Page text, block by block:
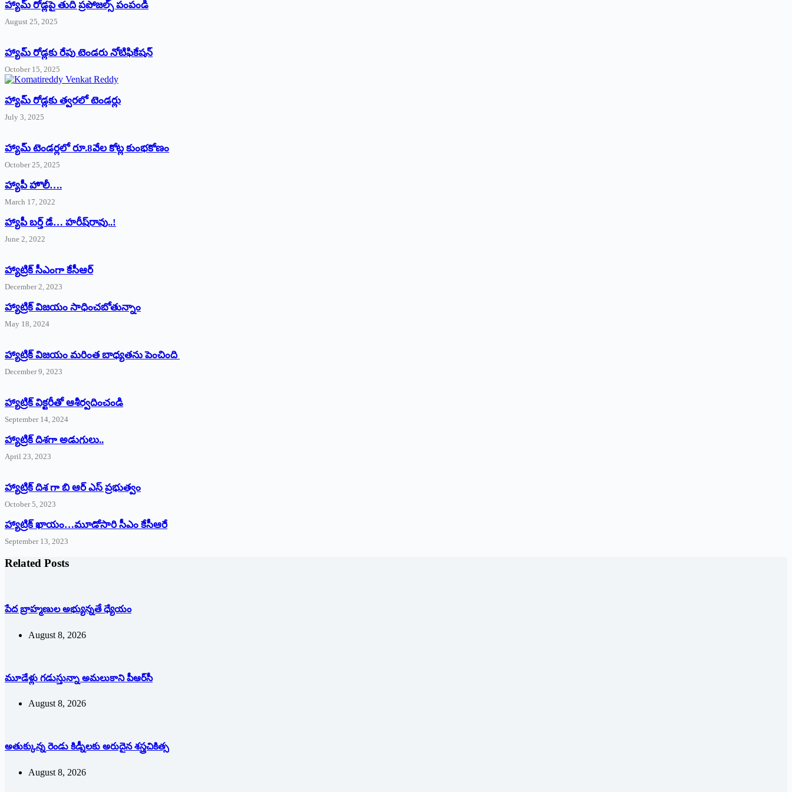
హ్యామ్‌ రోడ్లపై తుది ప్రపోజల్స్‌ పంపండి
August 25, 2025
హ్యామ్‌ రోడ్లకు రేపు టెండరు నోటిఫికేషన్‌
October 15, 2025
హ్యామ్‌ రోడ్లకు త్వరలో టెండర్లు
July 3, 2025
హ్యామ్‌ ‌టెండర్లలో రూ.8వేల కోట్ల కుంభకోణం
October 25, 2025
హ్యాపీ హొలీ….
March 17, 2022
హ్యాపీ బర్త్ ‌డే… హరీష్‌రావు..!
June 2, 2022
హ్యాట్రిక్‌ ‌సీఎంగా కేసీఆర్‌
December 2, 2023
హ్యాట్రిక్‌ విజయం సాధించబోతున్నాం
May 18, 2024
హ్యాట్రిక్ విజయం మరింత బాధ్యతను పెంచింది
December 9, 2023
హ్యాట్రిక్‌ ‌విక్టరీతో ఆశీర్వదించండి
September 14, 2024
‌హ్యాట్రిక్‌ ‌దిశగా అడుగులు..
April 23, 2023
హ్యాట్రిక్ దిశ గా బి ఆర్ ఎస్ ప్రభుత్వం
October 5, 2023
హ్యాట్రిక్‌ ‌ఖాయం…మూడోసారి సీఎం కేసీఆరే
September 13, 2023
Related Posts
పేద బ్రాహ్మణుల అభ్యున్నతే ధ్యేయం
August 8, 2026
మూడేళ్లు గ‌డుస్తున్నా అమ‌లుకాని పీఆర్‌సీ
August 8, 2026
అతుక్కున్న రెండు కిడ్నీలకు అరుదైన శస్త్రచికిత్స
August 8, 2026